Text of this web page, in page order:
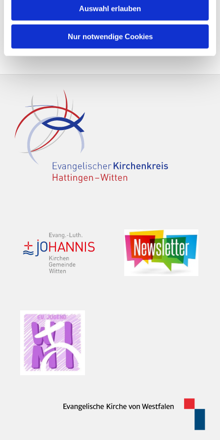
Auswahl erlauben
Nur notwendige Cookies